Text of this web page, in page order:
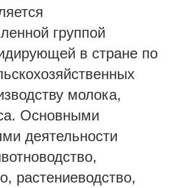
группой
в стране по
молока,
Основными
деятельности
растениеводство,